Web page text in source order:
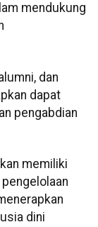
mendukung
dan
dapat
pengabdian
memiliki
dini